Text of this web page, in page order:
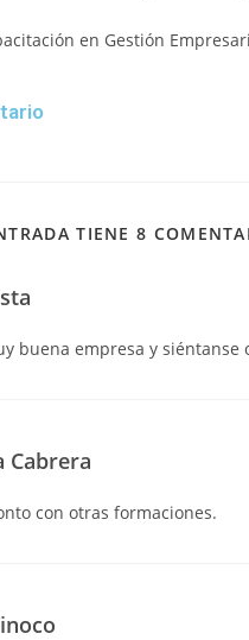
en Gestión
TIENE 8
buena empresa y
Cabrera
con otras formaciones.